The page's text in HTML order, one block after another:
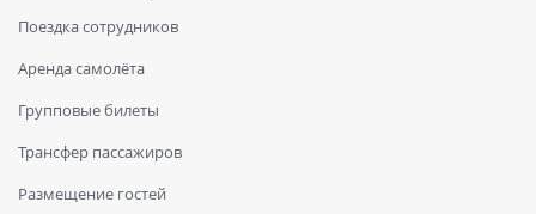
Поездка сотрудников
Аренда самолёта
Групповые билеты
Трансфер пассажиров
Размещение гостей